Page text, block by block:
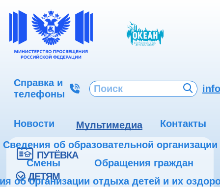
Справка и
телефоны
Новости Мультимедиа
Контакты
Сведения об образовательной организации
Смены
Обращения граждан
об организации отдыха детей и их
ПУТЁВКА
ДЕТЯМ